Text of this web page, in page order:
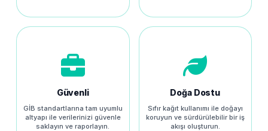
Güvenli
GİB standartlarına tam uyumlu
altyapı ile verilerinizi güvenle
saklayın ve raporlayın.
Doğa Dostu
Sıfır kağıt kullanımı ile doğayı
koruyun ve sürdürülebilir bir iş
akışı oluşturun.